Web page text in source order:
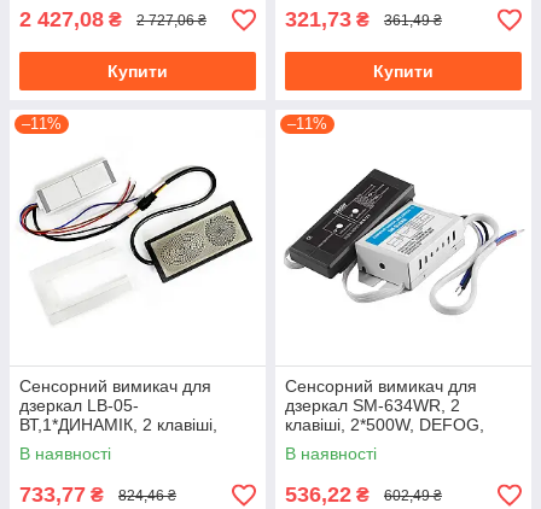
2 427,08 ₴ 2 727,06 ₴
Купити
321,73 ₴ 361,49 ₴
Купити
–11%
Сенсорний вимикач для
дзеркал LB-05-
ВТ,1*ДИНАМІК, 2 клавіші,
1*65 W, bluetooth, dimmer,
DC12-24V
В наявності
733,77 ₴ 824,46 ₴
–11%
Сенсорний вимикач для
дзеркал SM-634WR, 2
клавіші, 2*500W, DEFOG,
DC220V
В наявності
536,22 ₴ 602,49 ₴